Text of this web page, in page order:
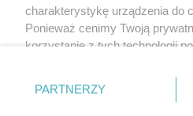
O nas
charakterystykę urządzenia do
Ponieważ cenimy Twoją
korzystanie z tych technologii
zmienić/wycofać klikając
znajdujący się w lewym dolnym
PARTNERZY